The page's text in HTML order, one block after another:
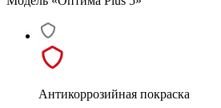
Антикоррозийная покраска